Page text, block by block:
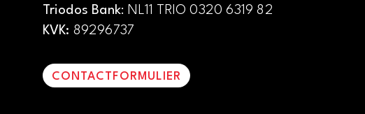
Triodos Bank: NL11 TRIO 0320 6319 82
KVK: 89296737
CONTACTFORMULIER